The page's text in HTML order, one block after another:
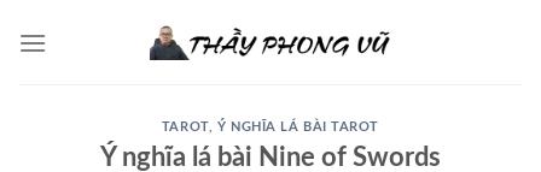
đến
TAROT, Ý NGHĨA LÁ BÀI TAROT
Ý nghĩa lá bài Nine of Swords